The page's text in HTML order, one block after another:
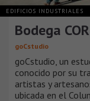
EDIFICIOS INDUSTRIALES
Bodega
goCstudio
goCstudio, un
conocido por su
artistas y
ubicada en el